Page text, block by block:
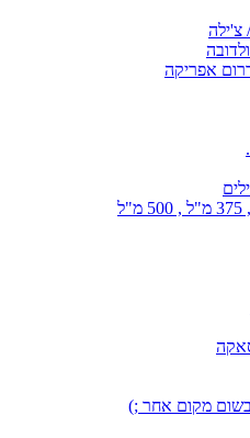
צ'ילה
דרום אפריקה
מקום אחר ;)